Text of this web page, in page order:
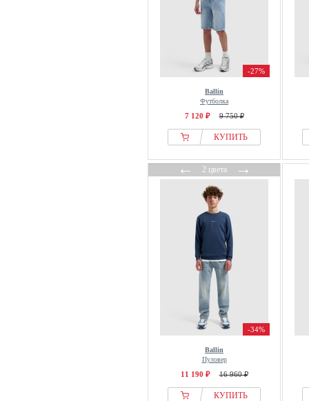
-27%
Ballin
Футболка
7 120 ₽ 9 750 ₽
КУПИТЬ
←2 цвета→
-34%
Ballin
Пуловер
11 190 ₽ 16 960 ₽
КУПИТЬ